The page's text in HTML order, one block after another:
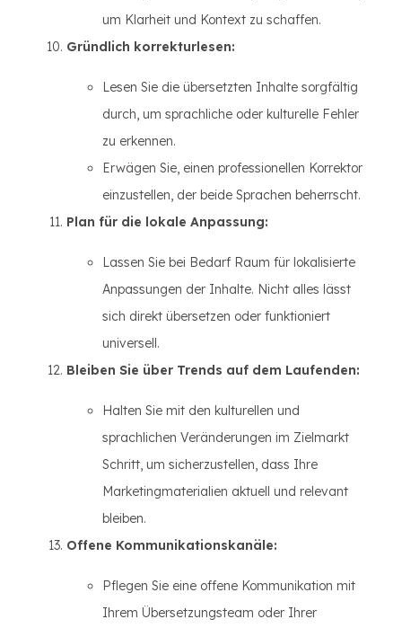
um Klarheit und Kontext zu schaffen.
Gründlich korrekturlesen:
Lesen Sie die übersetzten Inhalte sorgfältig
durch, um sprachliche oder kulturelle Fehler
zu erkennen.
Erwägen Sie, einen professionellen Korrektor
einzustellen, der beide Sprachen beherrscht.
Plan für die lokale Anpassung:
Lassen Sie bei Bedarf Raum für lokalisierte
Anpassungen der Inhalte. Nicht alles lässt
sich direkt übersetzen oder funktioniert
universell.
Bleiben Sie über Trends auf dem Laufenden:
Halten Sie mit den kulturellen und
sprachlichen Veränderungen im Zielmarkt
Schritt, um sicherzustellen, dass Ihre
Marketingmaterialien aktuell und relevant
bleiben.
Offene Kommunikationskanäle:
Pflegen Sie eine offene Kommunikation mit
Ihrem Übersetzungsteam oder Ihrer